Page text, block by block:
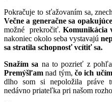
Pokračuje to sťažovaním sa,
Večne a generačne sa
možné prekročiť. Komunikácia
nakoniec okolo seba vystavajú
sa stratila schopnosť vcítiť sa.
Snažím sa na to pozrieť z
Premýšľam nad tým,čo ich učím
dlho som si nepoložila práve
nedávno priateľka pri našom